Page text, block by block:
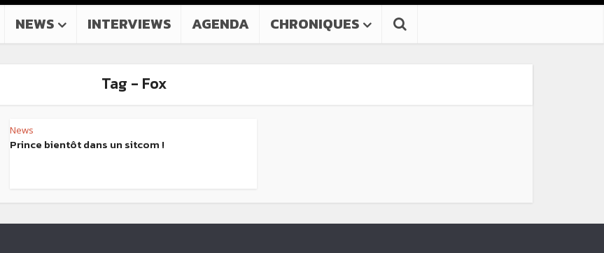
NEWS INTERVIEWS AGENDA CHRONIQUES
Tag - Fox
News
Prince bientôt dans un sitcom !